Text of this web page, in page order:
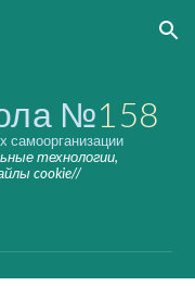
Skip to navigation
№158
самоорганизации
технологии,
cookie//